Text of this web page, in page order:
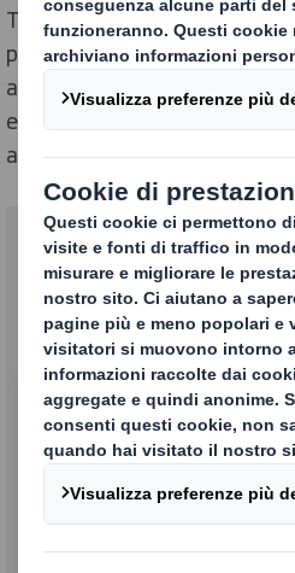
Tecniche innovative, quindi, ed
presentare al meglio i prodotti
all’interno del punto vendita
esperta consulenza per le
ai nostri clienti di aumentare
La nostra